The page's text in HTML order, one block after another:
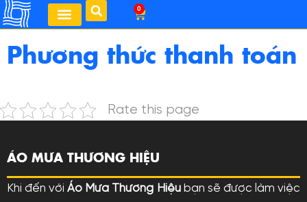
0
Phương thức thanh toán
Rate this page
ÁO MƯA THƯƠNG HIỆU
Khi đến vớiÁo Mưa Thương Hiệubạn sẽ được làm việc